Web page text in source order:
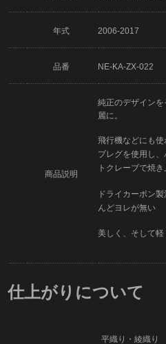
年式 2006-2017
品番 NE-KA-ZX-022
商品説明
純正のデザイン
麗に。
飛行機などにも使
プレグを使用し
トクレーブで焼き
ドライカーボン
んどヨレが無い
美しく、そして軽
仕上がりについて
平織り・綾織り